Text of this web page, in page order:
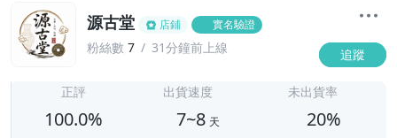
源古堂 店鋪 實名驗證
粉絲數 7 31分鐘前上線 追蹤
正評
100.0%
出貨速度
7~8 天
未出貨率
20%